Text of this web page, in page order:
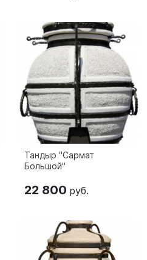
Тандыр "Сармат
Большой"
22 800 руб.